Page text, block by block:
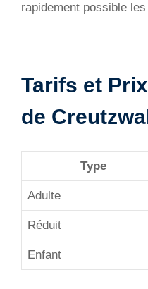
rapidement possible
Tarifs et
de
Type
Adulte
Réduit
Enfant